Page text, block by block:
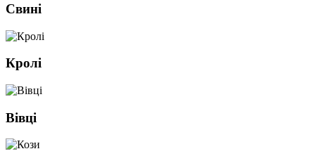
Свині
Кролі
Вівці